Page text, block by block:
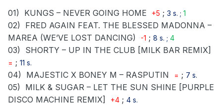
01) KUNGS – NEVER GOING HOME +5 ; 3 s. ; 1
02)
FRED AGAIN FEAT. THE BLESSED MADONNA –
MAREA (WE’VE LOST DANCING)
-1 ; 8 s. ; 4
03) SHORTY – UP IN THE CLUB [MILK BAR REMIX]
= ; 11 s.
04) MAJESTIC X BONEY M – RASPUTIN = ; 7 s.
05)
MILK & SUGAR – LET THE SUN SHINE [PURPLE
DISCO MACHINE REMIX]
+4 ; 4 s.